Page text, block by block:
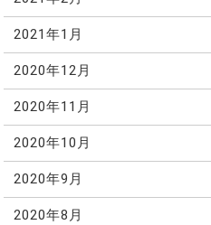
2021年1月
2020年12月
2020年11月
2020年10月
2020年9月
2020年8月